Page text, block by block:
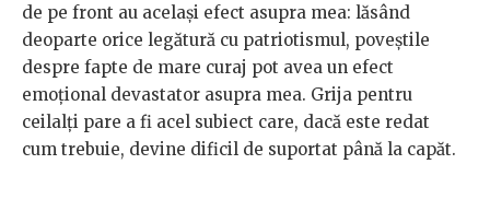
de pe front au același efect asupra mea: lăsând
deoparte orice legătură cu patriotismul, poveștile
despre fapte de mare curaj pot avea un efect
emoțional devastator asupra mea. Grija pentru
ceilalți pare a fi acel subiect care, dacă este redat
cum trebuie, devine dificil de suportat până la capăt.